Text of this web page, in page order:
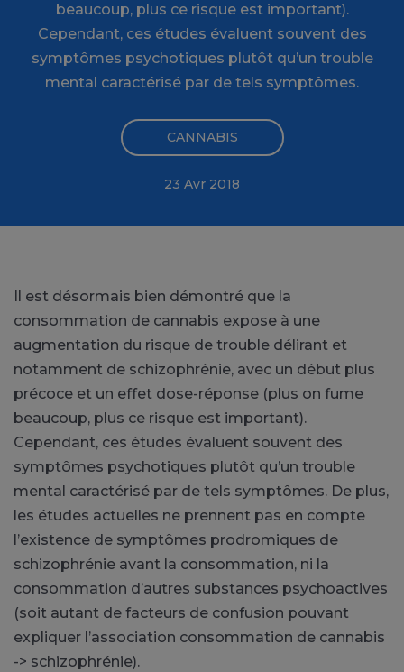
beaucoup, plus ce risque est important).
Cependant, ces études évaluent souvent des
symptômes psychotiques plutôt qu’un trouble
mental caractérisé par de tels symptômes.
CANNABIS
23 Avr 2018
Il est désormais bien démontré que la
consommation de cannabis expose à une
augmentation du risque de trouble délirant et
notamment de schizophrénie, avec un début plus
précoce et un effet dose-réponse (plus on fume
beaucoup, plus ce risque est important).
Cependant, ces études évaluent souvent des
symptômes psychotiques plutôt qu’un trouble
mental caractérisé par de tels symptômes. De plus,
les études actuelles ne prennent pas en compte
l’existence de symptômes prodromiques de
schizophrénie avant la consommation, ni la
consommation d’autres substances psychoactives
(soit autant de facteurs de confusion pouvant
expliquer l’association consommation de cannabis
-> schizophrénie).